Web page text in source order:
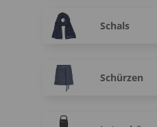
Schals
Schürzen